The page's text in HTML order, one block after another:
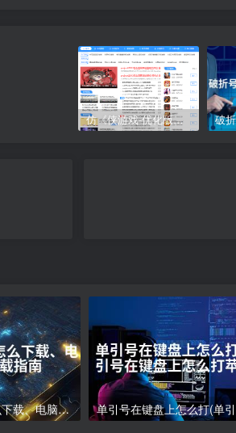
仿《侠游戏-优化版》源码 游戏软件下载网站模板 帝国cms+采集
电脑下载软件怎么下载、电脑软件下载指南